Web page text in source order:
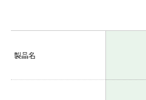
製品名